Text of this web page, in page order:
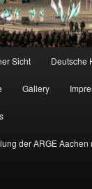
Sicht Deutsche
Gallery
der ARGE